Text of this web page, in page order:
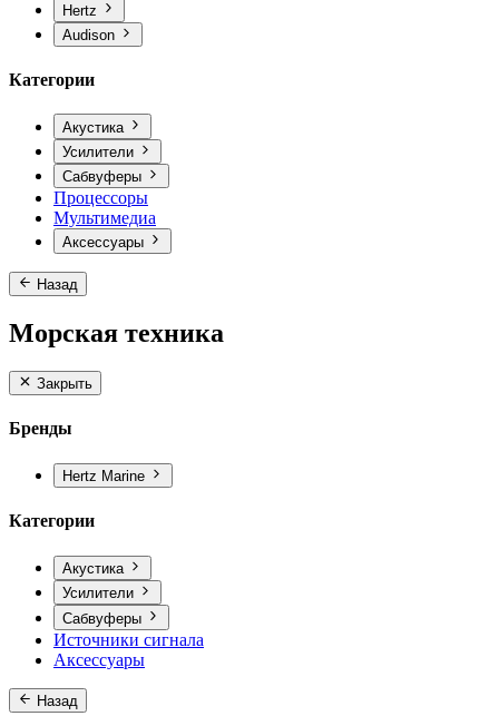
Hertz
Audison
Категории
Акустика
Усилители
Сабвуферы
Процессоры
Мультимедиа
Аксессуары
Назад
Морская техника
Закрыть
Бренды
Hertz Marine
Категории
Акустика
Усилители
Сабвуферы
Источники сигнала
Аксессуары
Назад